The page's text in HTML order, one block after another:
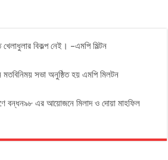
বিকল্প নেই। –এমপি মিল্টন
‎মতবিনিময় সভা অনুষ্ঠিত হয় ‎এমপি মিলটন
বন্ধন৯৮ এর আয়োজনে মিলাদ ও দোয়া মাহফিল